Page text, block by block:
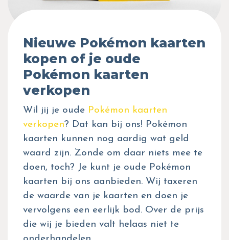
Nieuwe Pokémon kaarten
kopen of je oude
Pokémon kaarten
verkopen
Wil jij je oude Pokémon kaarten
verkopen? Dat kan bij ons! Pokémon
kaarten kunnen nog aardig wat geld
waard zijn. Zonde om daar niets mee te
doen, toch? Je kunt je oude Pokémon
kaarten bij ons aanbieden. Wij taxeren
de waarde van je kaarten en doen je
vervolgens een eerlijk bod. Over de prijs
die wij je bieden valt helaas niet te